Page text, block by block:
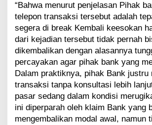
“Bahwa menurut penjelasan Pihak
telepon transaksi tersebut adalah
segera di break Kembali keesokan
dari kejadian tersebut tidak pernah
dikembalikan dengan alasannya
percayakan agar pihak bank yang
Dalam praktiknya, pihak Bank justru
transaksi tanpa konsultasi lebih
pasar sedang dalam kondisi
ini diperparah oleh klaim Bank yang
mengembalikan modal awal, namun